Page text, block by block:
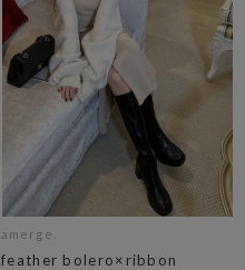
amerge.
feather bolero×ribbon